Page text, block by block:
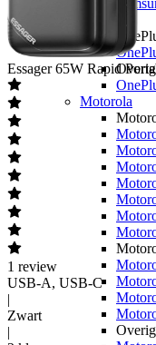
Motorola
Essager 65W Rapid
1 review
USB-A, USB-C
|
Zwart
|